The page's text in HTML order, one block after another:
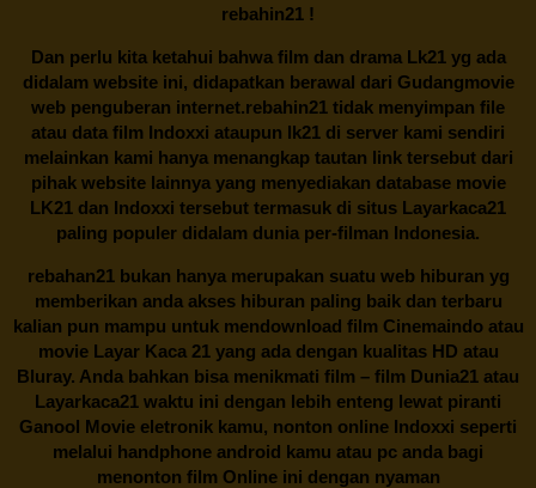
rebahin21 !
Dan perlu kita ketahui bahwa film dan dramaLk21yg ada
didalam website ini, didapatkan berawal dari Gudangmovie
web penguberan internet.rebahin21 tidak menyimpan file
atau data film Indoxxi ataupun lk21 di server kami sendiri
melainkan kami hanya menangkap tautan link tersebut dari
pihak website lainnya yang menyediakan database movie
LK21 dan Indoxxi tersebut termasuk di situs Layarkaca21
paling populer didalam dunia per-filman Indonesia.
rebahan21bukan hanya merupakan suatu web hiburan yg
memberikan anda akses hiburan paling baik dan terbaru
kalian pun mampu untuk mendownload film Cinemaindo atau
movie Layar Kaca 21 yang ada dengan kualitas HD atau
Bluray. Anda bahkan bisa menikmati film – film Dunia21 atau
Layarkaca21 waktu ini dengan lebih enteng lewat piranti
Ganool Movie eletronik kamu, nonton online Indoxxi seperti
melalui handphone android kamu atau pc anda bagi
menonton film Online ini dengan nyaman